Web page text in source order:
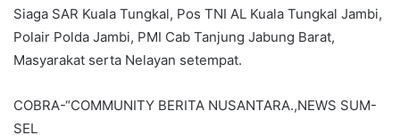
Siaga SAR Kuala Tungkal, Pos TNI AL Kuala Tungkal Jambi,
Polair Polda Jambi, PMI Cab Tanjung Jabung Barat,
Masyarakat serta Nelayan setempat.
COBRA-“COMMUNITY BERITA NUSANTARA.,NEWS SUM-
SEL